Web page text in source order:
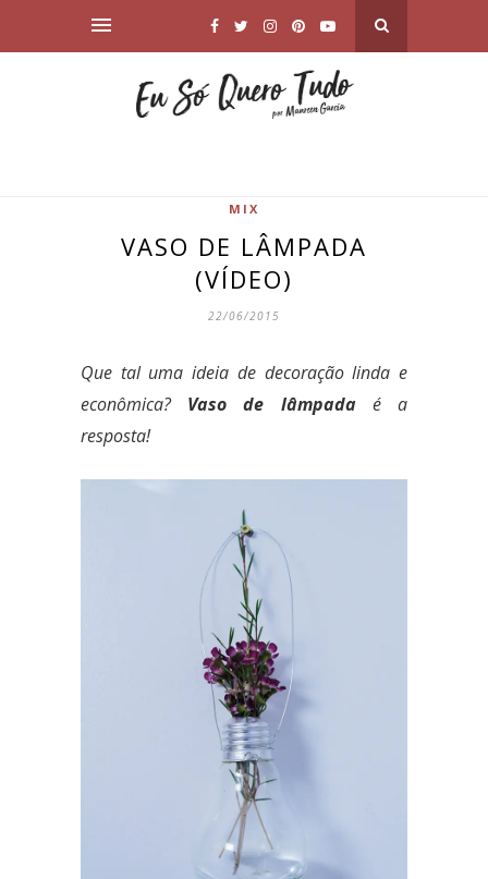
MIX
VASO DE LÂMPADA
(VÍDEO)
22/06/2015
Que tal uma ideia de decoração linda e
econômica? Vaso de lâmpadaé a
resposta!